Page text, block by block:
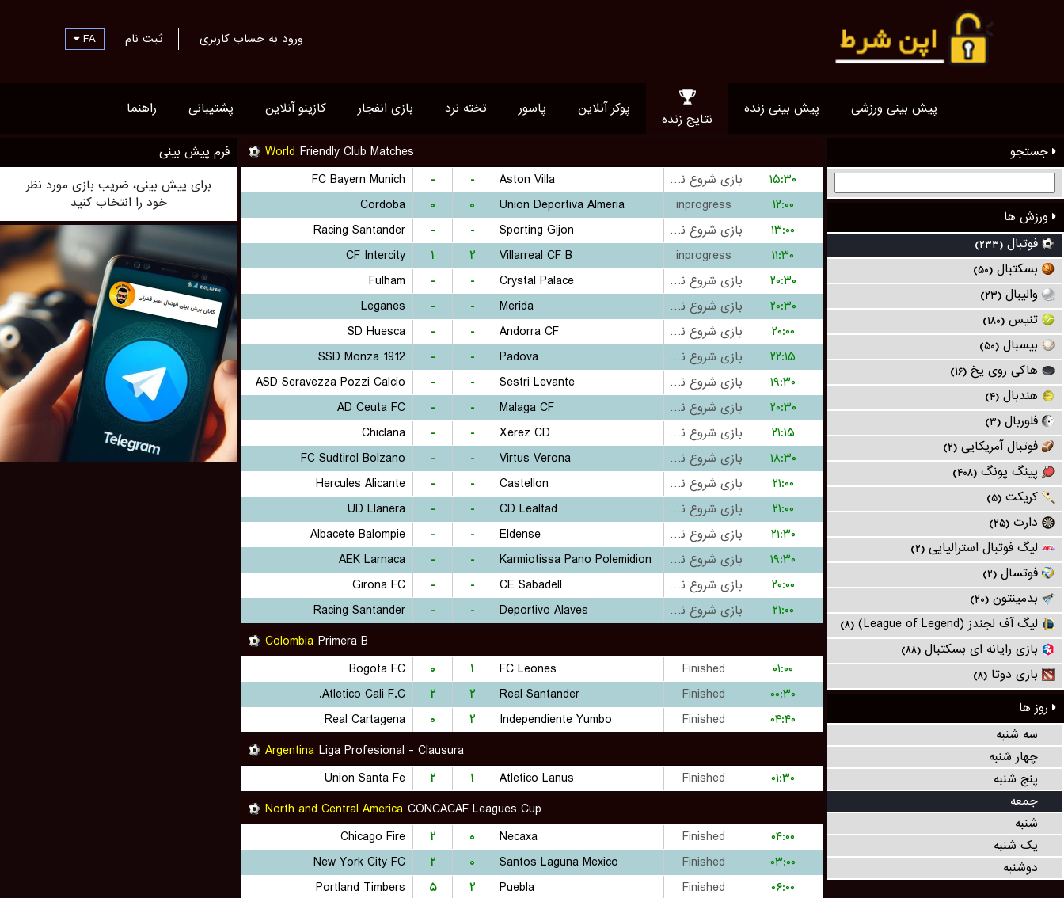
ورود به حساب کاربری ثبت نام FA
پیش بینی ورزشی پیش بینی زنده
نتایج زنده
پوکر آنلاین پاسور تخته نرد بازی انفجار کازینو آنلاین پشتیبانی راهنما
جستجو
ورزش ها
فوتبال (۲۳۳)
بسکتبال (۵۰)
والیبال (۲۳)
تنیس (۱۸۰)
بیسبال (۵۰)
هاکی روی یخ (۱۶)
هندبال (۴)
فلوربال (۳)
فوتبال آمریکایی (۲)
پینگ پونگ (۴۰۸)
کریکت (۵)
دارت (۲۵)
لیگ فوتبال استرالیایی (۲)
فوتسال (۲)
بدمینتون (۲۰)
لیگ آف لجندز (League of Legend) (۸)
بازی رایانه ای بسکتبال (۸۸)
بازی دوتا (۸)
روز ها
سه شنبه
چهار شنبه
پنج شنبه
جمعه
شنبه
یک شنبه
دوشنبه
World Friendly Club Matches
FC Bayern Munich
- - Aston Villa بازی شروع نشده است
۱۵:۳۰
Cordoba
۰ ۰ Union Deportiva Almeria inprogress
۱۲:۰۰
Racing Santander
- - Sporting Gijon بازی شروع نشده است
۱۳:۰۰
CF Intercity
۱ ۲ Villarreal CF B inprogress
۱۱:۳۰
Fulham
- - Crystal Palace بازی شروع نشده است
۲۰:۳۰
Leganes
- - Merida بازی شروع نشده است
۲۰:۳۰
SD Huesca
- - Andorra CF بازی شروع نشده است
۲۰:۰۰
SSD Monza 1912
- - Padova بازی شروع نشده است
۲۲:۱۵
ASD Seravezza Pozzi Calcio
- - Sestri Levante بازی شروع نشده است
۱۹:۳۰
AD Ceuta FC
- - Malaga CF بازی شروع نشده است
۲۰:۳۰
Chiclana
- - Xerez CD بازی شروع نشده است
۲۱:۱۵
FC Sudtirol Bolzano
- - Virtus Verona بازی شروع نشده است
۱۸:۳۰
Hercules Alicante
- - Castellon بازی شروع نشده است
۲۱:۰۰
UD Llanera
- - CD Lealtad بازی شروع نشده است
۲۱:۰۰
Albacete Balompie
- - Eldense بازی شروع نشده است
۲۱:۳۰
AEK Larnaca
- - Karmiotissa Pano Polemidion بازی شروع نشده است
۱۹:۳۰
Girona FC
- - CE Sabadell بازی شروع نشده است
۲۰:۰۰
Racing Santander
- - Deportivo Alaves بازی شروع نشده است
۲۱:۰۰
Colombia Primera B
Bogota FC
۰ ۱ FC Leones Finished
۰۱:۰۰
Atletico Cali F.C.
۲ ۲ Real Santander Finished
۰۰:۳۰
Real Cartagena
۰ ۲ Independiente Yumbo Finished
۰۴:۴۰
Argentina Liga Profesional - Clausura
Union Santa Fe
۲ ۱ Atletico Lanus Finished
۰۱:۳۰
North and Central America CONCACAF Leagues Cup
Chicago Fire
۲ ۰ Necaxa Finished
۰۴:۰۰
New York City FC
۲ ۰ Santos Laguna Mexico Finished
۰۳:۰۰
Portland Timbers
۵ ۲ Puebla Finished
۰۶:۰۰
فرم پیش بینی
برای پیش بینی، ضریب بازی مورد نظر
خود را انتخاب کنید